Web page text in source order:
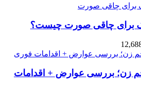
برای چاقی صورت چیست؟
زن؛ بررسی عوارض + اقدامات